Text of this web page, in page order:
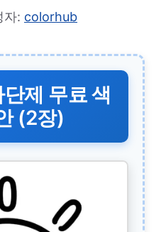
자: colorhub
제 무료 색
(2장)